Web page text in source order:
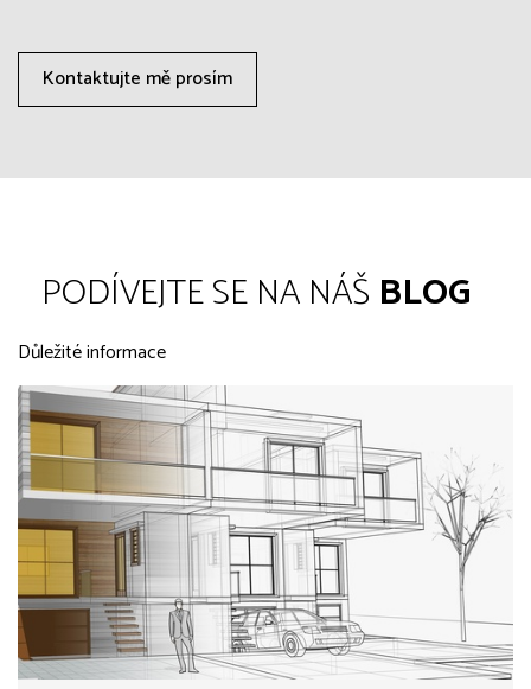
Kontaktujte mě prosím
PODÍVEJTE SE NA NÁŠ BLOG
Důležité informace